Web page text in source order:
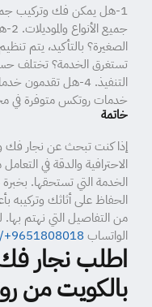
1-هل يمكن فك وتركيب
تستغرق الخدمة؟ تختلف
التنفيذ. 4-هل
خدمات روتكس متوفرة في
خاتمة
إذا كنت تبحث عن نجار فك
الاحترافية والدقة في
الخدمة التي تستحقها.
الحفاظ على أثاثك وتركيبه
من التفاصيل التي نهتم
الواتساب
اطلب نجار
بالكويت من